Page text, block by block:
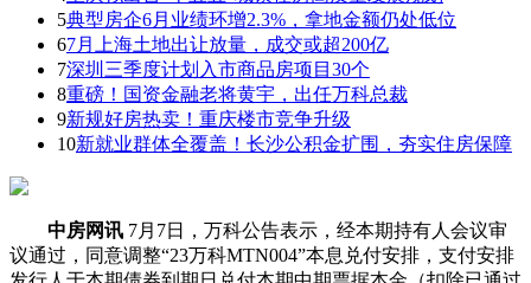
5典型房企6月业绩环增2.3%，拿地金额仍处低位
67月上海土地出让放量，成交或超200亿
7深圳三季度计划入市商品房项目30个
8重磅！国资金融老将黄宇，出任万科总裁
9新规好房热卖！重庆楼市竞争升级
10新就业群体全覆盖！长沙公积金扩围，夯实住房保障
中房网讯 7月7日，万科公告表示，经本期持有人会议审
议通过，同意调整“23万科MTN004”本息兑付安排，支付安排